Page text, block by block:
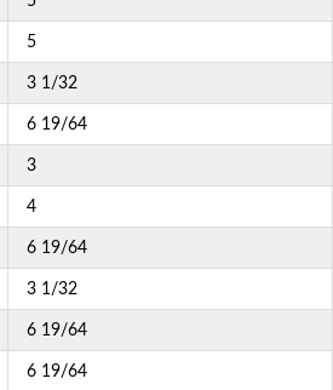
5
3 1/32
6 19/64
3
4
6 19/64
3 1/32
6 19/64
6 19/64